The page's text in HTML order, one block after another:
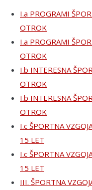
I.a PROGRAMI
OTROK
I.a PROGRAMI
OTROK
I.b INTERESNA
OTROK
I.b INTERESNA
OTROK
I.c ŠPORTNA
15 LET
I.c ŠPORTNA
15 LET
III. ŠPORTNA